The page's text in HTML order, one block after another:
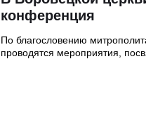
конференция
По благословению
проводятся мероприятия,